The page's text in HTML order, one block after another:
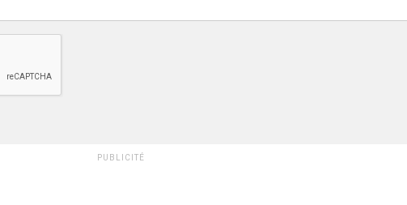
PUBLICITÉ